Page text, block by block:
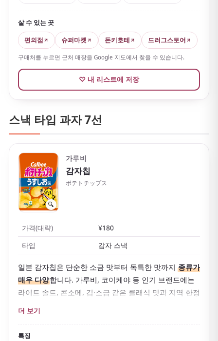
살 수 있는 곳
편의점
슈퍼마켓 돈키호테 드러그스토어
구매처를 누르면 근처 매장을 Google 지도에서 찾을 수 있습니다.
♡ 내 리스트에 저장
스낵 타입 과자 7선
🔍
가루비
감자칩
ポテトチップス
가격(대략)
¥180
타입
감자 스낵
일본 감자칩은 단순한 소금 맛부터 독특한 맛까지 종류가
매우 다양합니다. 가루비, 코이케야 등 인기 브랜드에는
라이트 솔트, 콘소메, 김·소금 같은 클래식 맛과 지역 한정
와사비, 우메시소같은 일본다운 선택지도 빠지지 않습
니다. 가벼운 바삭함이 중독성 있고,
더 보기
특징